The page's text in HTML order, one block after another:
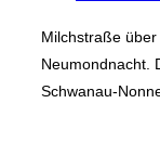
Milchstraße
Neumondnacht.
Schwanau-